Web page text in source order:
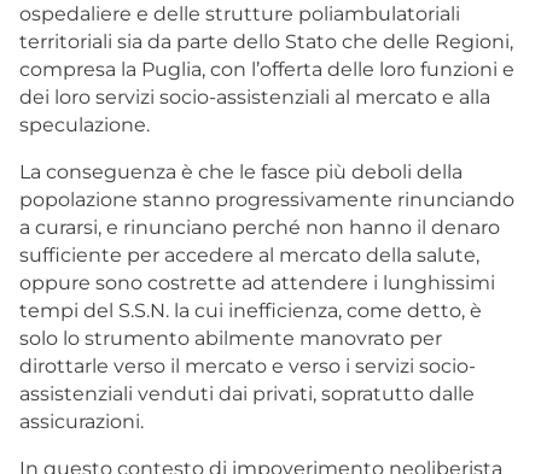
ospedaliere e delle strutture poliambulatoriali
territoriali sia da parte dello Stato che delle Regioni,
compresa la Puglia, con l’offerta delle loro funzioni e
dei loro servizi socio-assistenziali al mercato e alla
speculazione.
La conseguenza è che le fasce più deboli della
popolazione stanno progressivamente rinunciando
a curarsi, e rinunciano perché non hanno il denaro
sufficiente per accedere al mercato della salute,
oppure sono costrette ad attendere i lunghissimi
tempi del S.S.N. la cui inefficienza, come detto, è
solo lo strumento abilmente manovrato per
dirottarle verso il mercato e verso i servizi socio-
assistenziali venduti dai privati, sopratutto dalle
assicurazioni.
In questo contesto di impoverimento neoliberista